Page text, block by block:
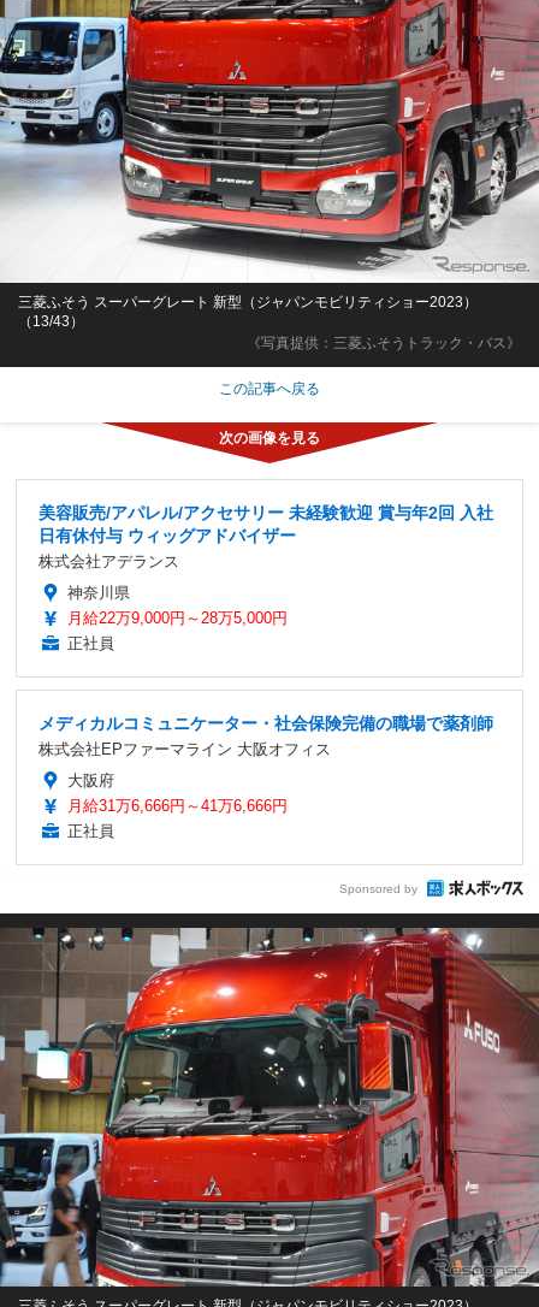
《写真提供：三菱ふそうトラック・バス》
三菱ふそう スーパーグレート 新型（ジャパンモビリティショー2023）
（13/43）
この記事へ戻る
美容販売/アパレル/アクセサリー 未経験歓迎 賞与年2回 入社
日有休付与 ウィッグアドバイザー
株式会社アデランス
神奈川県
月給22万9,000円～28万5,000円
正社員
メディカルコミュニケーター・社会保険完備の職場で薬剤師
株式会社EPファーマライン 大阪オフィス
大阪府
月給31万6,666円～41万6,666円
正社員
Sponsored by